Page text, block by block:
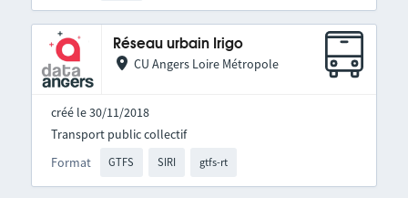
Réseau urbain Irigo
CU Angers Loire Métropole
créé le 30/11/2018
Format GTFS SIRI gtfs-rt
Transport public collectif